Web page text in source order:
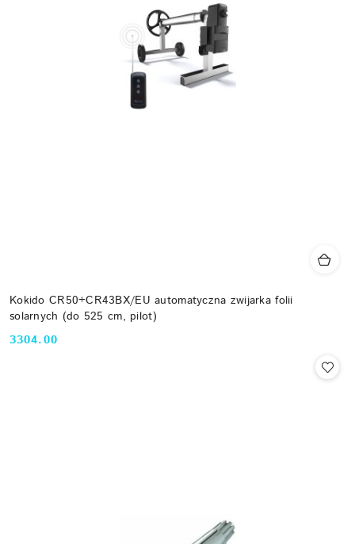
Kokido CR50+CR43BX/EU automatyczna zwijarka folii
solarnych (do 525 cm, pilot)
Cena:
3304.00